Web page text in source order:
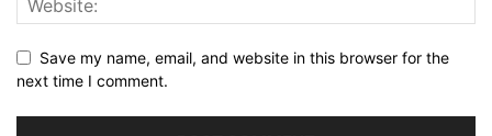
Save my name, email, and website in this browser for the
next time I comment.